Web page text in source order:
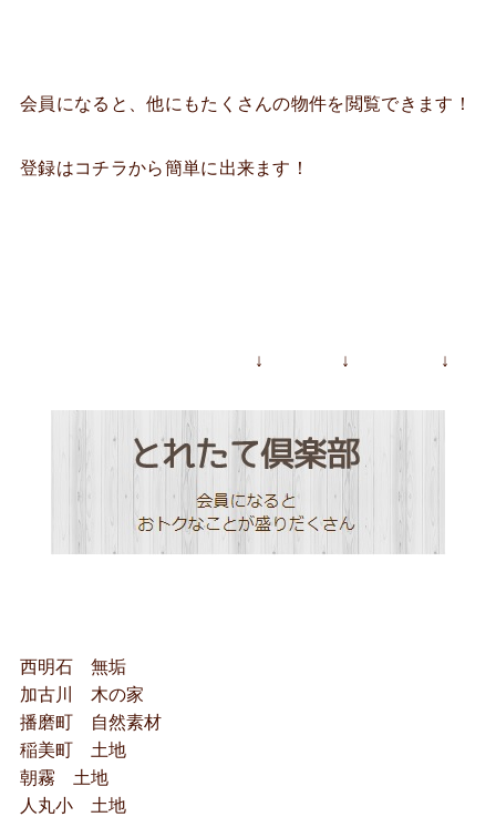
会員になると、他にもたくさんの物件を閲覧できます！
登録はコチラから簡単に出来ます！
↓ ↓ ↓
西明石 無垢
加古川 木の家
播磨町 自然素材
稲美町 土地
朝霧 土地
人丸小 土地